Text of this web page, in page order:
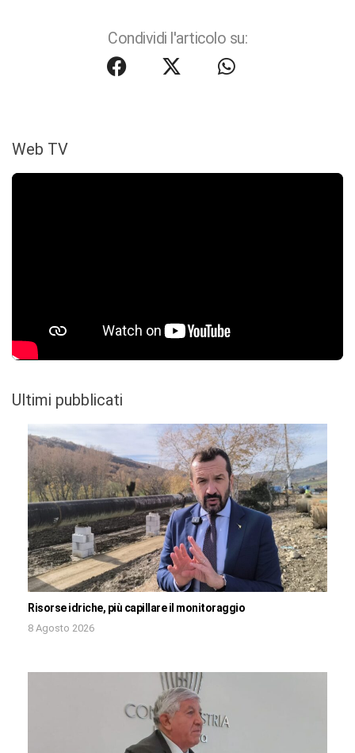
Condividi l'articolo su:
Web TV
Ultimi pubblicati
Risorse idriche, più capillare il monitoraggio
8 Agosto 2026